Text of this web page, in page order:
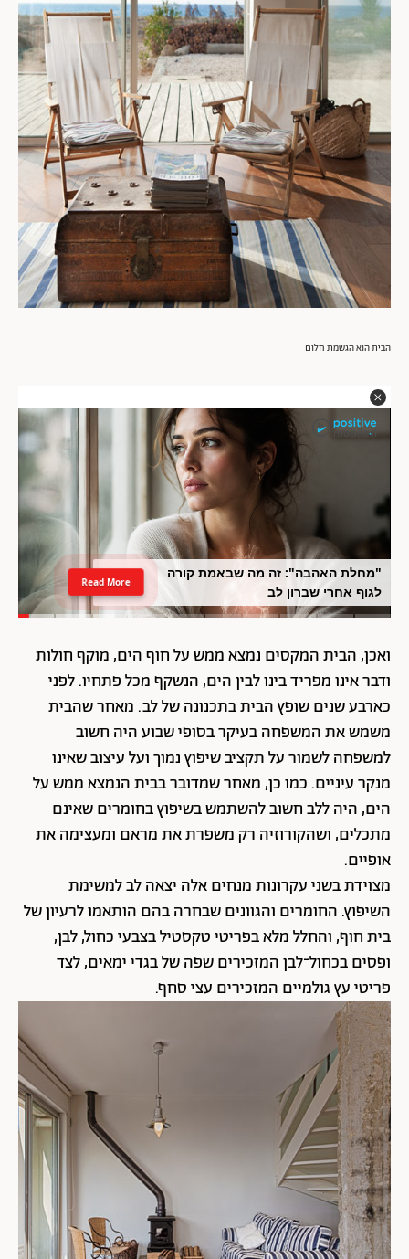
הבית הוא הגשמת חלום
"מחלת האהבה": זה מה שבאמת קורה
לגוף אחרי שברון לב
Read More
ואכן, הבית המקסים נמצא ממש על חוף הים, מוקף חולות
ודבר אינו מפריד בינו לבין הים, הנשקף מכל פתחיו. לפני
כארבע שנים שופץ הבית בתכנונה של לב. מאחר שהבית
משמש את המשפחה בעיקר בסופי שבוע היה חשוב
למשפחה לשמור על תקציב שיפוץ נמוך ועל עיצוב שאינו
מנקר עיניים. כמו כן, מאחר שמדובר בבית הנמצא ממש על
הים, היה ללב חשוב להשתמש בשיפוץ בחומרים שאינם
מתכלים, ושהקורוזיה רק משפרת את מראם ומעצימה את
אופיים.
מצוידת בשני עקרונות מנחים אלה יצאה לב למשימת
השיפוץ. החומרים והגוונים שבחרה בהם הותאמו לרעיון של
בית חוף, והחלל מלא בפריטי טקסטיל בצבעי כחול, לבן,
ופסים בכחול־לבן המזכירים שפה של בגדי ימאים, לצד
פריטי עץ גולמיים המזכירים עצי סחף.